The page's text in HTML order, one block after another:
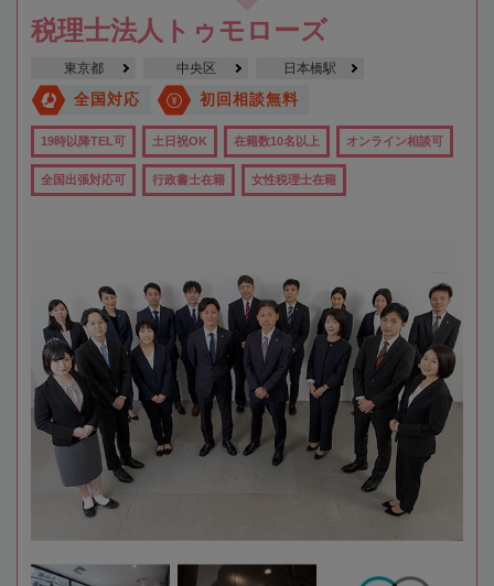
税理士法人トゥモローズ
東京都 中央区 日本橋駅
全国対応 初回相談無料
19時以降TEL可 土日祝OK 在籍数10名以上 オンライン相談可
全国出張対応可 行政書士在籍 女性税理士在籍